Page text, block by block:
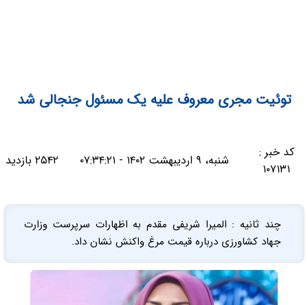
توئیت مجری معروف علیه یک مسئول جنجالی شد
کد خبر :
۱۰۷۱۳۱
شنبه، ۹ اردیبهشت ۱۴۰۲ - ۰۷:۳۴:۲۱ ۲۵۴۲ بازدید
چند ثانیه : المیرا شریفی مقدم به اظهارات سرپرست وزارت
جهاد کشاورزی درباره قیمت مرغ واکنش نشان داد.